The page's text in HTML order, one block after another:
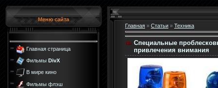
Меню сайта
Главная страница
Фильмы DivX
В мире кино
Фильмы флэш
Главная » Статьи » Техника
Специальные
привлечения внимания